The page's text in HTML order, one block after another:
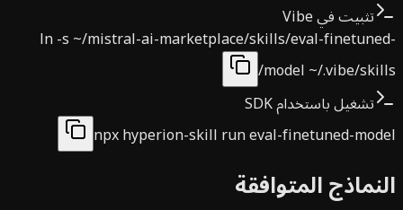
تثبيت في Vibe
ln -s ~/mistral-ai-marketplace/skills/eval-
model ~/.vibe/
تشغيل باستخدام SDK
npx hyperion-skill run eval-finetuned-
المتوافقة